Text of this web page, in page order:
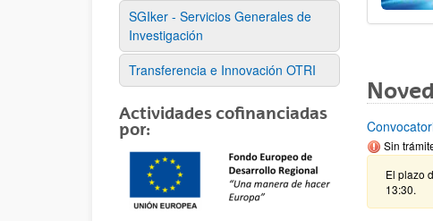
SGIker - Servicios Generales de
Investigación
Transferencia e Innovación OTRI
Actividades cofinanciadas
por:
Sin
El plazo
13:30.